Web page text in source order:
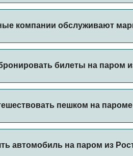
сборов за бронирование.
компании обслуживают
билеты на паром
пешком на пароме
автомобиль на паром из